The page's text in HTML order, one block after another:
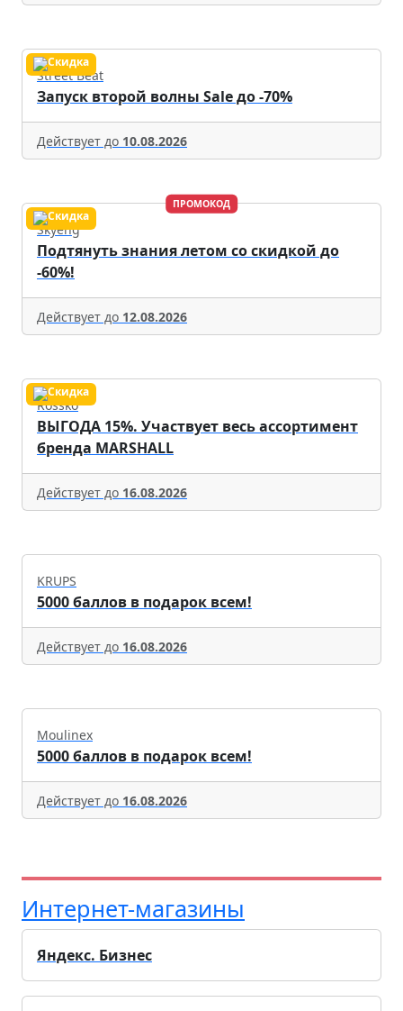
Street Beat
Запуск второй волны Sale до -70%
Действует до 10.08.2026
ПРОМОКОД
Skyeng
Подтянуть знания летом со скидкой до
-60%!
Действует до 12.08.2026
Rossko
ВЫГОДА 15%. Участвует весь ассортимент
бренда MARSHALL
Действует до 16.08.2026
KRUPS
5000 баллов в подарок всем!
Действует до 16.08.2026
Moulinex
5000 баллов в подарок всем!
Действует до 16.08.2026
Интернет-магазины
Яндекс. Бизнес